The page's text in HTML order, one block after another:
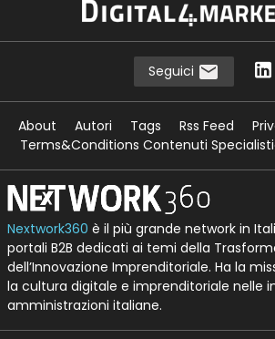
Seguici
About Autori Tags Rss Feed
Terms&Conditions Contenuti
Nextwork360 è il più grande network in
portali B2B dedicati ai temi della
dell’Innovazione Imprenditoriale. Ha la
la cultura digitale e imprenditoriale nelle
amministrazioni italiane.